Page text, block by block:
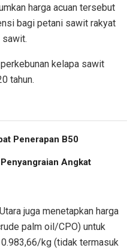
harga acuan tersebut
bagi petani sawit rakyat
sawit.
kelapa sawit
tahun.
Penerapan B50
Angkat
juga menetapkan harga
palm oil/CPO) untuk
kg (tidak termasuk